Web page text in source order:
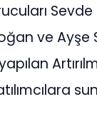
Sevde
ve Ayşe